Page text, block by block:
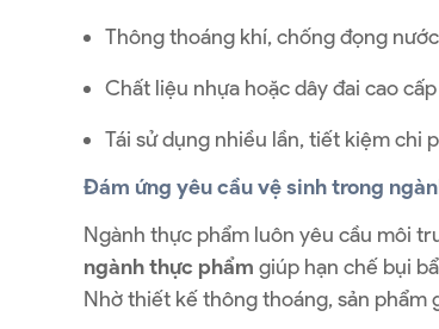
Thông thoáng khí, chống đọng
Chất liệu nhựa hoặc dây đai cao
Tái sử dụng nhiều lần, tiết kiệm chi
Đám ứng yêu cầu vệ sinh trong
Ngành thực phẩm luôn yêu cầu môi
ngành thực phẩm giúp hạn chế bụi
Nhờ thiết kế thông thoáng, sản